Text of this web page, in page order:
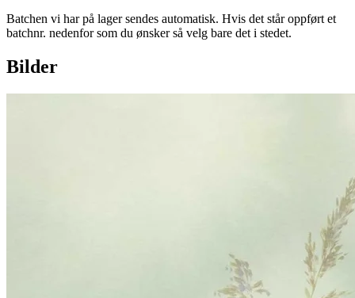
Batchen vi har på lager sendes automatisk. Hvis det står oppført et
batchnr. nedenfor som du ønsker så velg bare det i stedet.
Bilder